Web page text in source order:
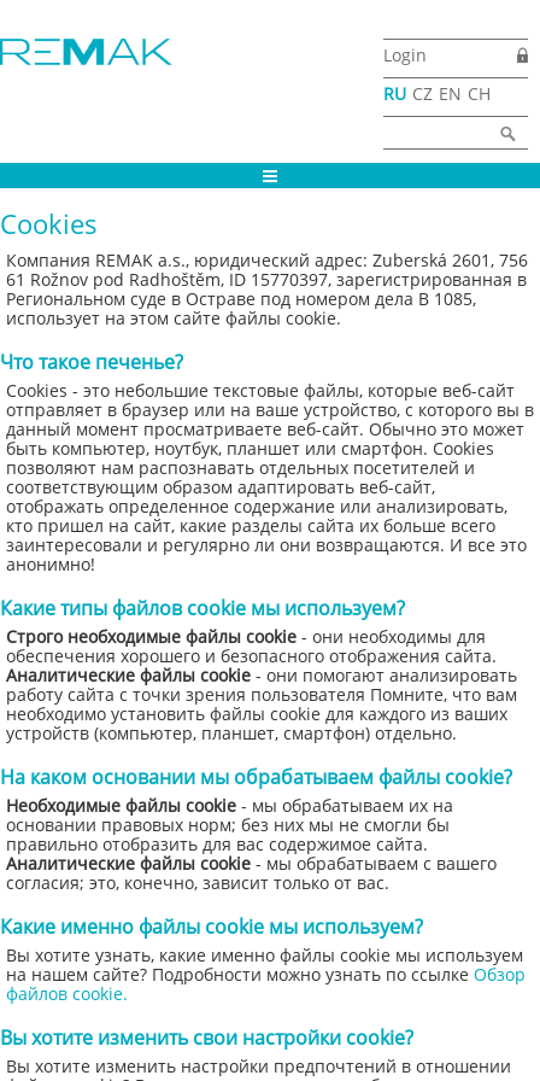
Login
RU CZ EN CH
Форма поиска
Cookies
Компания REMAK a.s., юридический адрес: Zuberská 2601, 756
61 Rožnov pod Radhoštěm, ID 15770397, зарегистрированная в
Региональном суде в Остраве под номером дела B 1085,
использует на этом сайте файлы cookie.
Что такое печенье?
Cookies - это небольшие текстовые файлы, которые веб-сайт
отправляет в браузер или на ваше устройство, с которого вы в
данный момент просматриваете веб-сайт. Обычно это может
быть компьютер, ноутбук, планшет или смартфон. Cookies
позволяют нам распознавать отдельных посетителей и
соответствующим образом адаптировать веб-сайт,
отображать определенное содержание или анализировать,
кто пришел на сайт, какие разделы сайта их больше всего
заинтересовали и регулярно ли они возвращаются. И все это
анонимно!
Какие типы файлов cookie мы используем?
Строго необходимые файлы cookie - они необходимы для
обеспечения хорошего и безопасного отображения сайта.
Аналитические файлы cookie - они помогают анализировать
работу сайта с точки зрения пользователя Помните, что вам
необходимо установить файлы cookie для каждого из ваших
устройств (компьютер, планшет, смартфон) отдельно.
На каком основании мы обрабатываем файлы cookie?
Необходимые файлы cookie - мы обрабатываем их на
основании правовых норм; без них мы не смогли бы
правильно отобразить для вас содержимое сайта.
Аналитические файлы cookie - мы обрабатываем с вашего
согласия; это, конечно, зависит только от вас.
Какие именно файлы cookie мы используем?
Вы хотите узнать, какие именно файлы cookie мы используем
на нашем сайте? Подробности можно узнать по ссылке Обзор
файлов cookie.
Вы хотите изменить свои настройки cookie?
Вы хотите изменить настройки предпочтений в отношении